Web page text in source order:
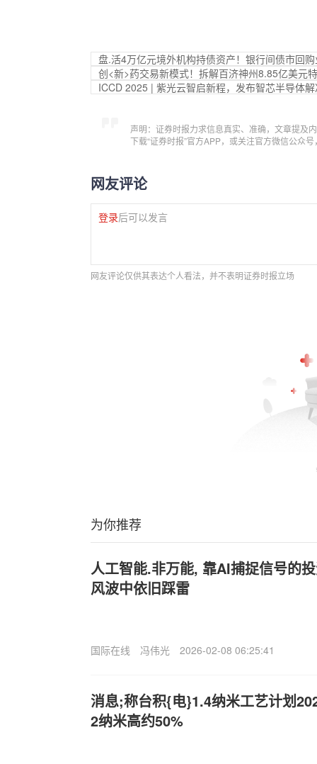
盘.活4万亿元境外机构持债资产！银行间债市回
创<新>药交易新模式！拆解百济神州8.85亿美元
ICCD 2025 | 紫光云智启新程，发布智芯半导体
声明：证券时报力求信息真实、准确，文章提及
下载“证券时报”官方APP，或关注官方微信公众
网友评论
登录后可以发言
网友评论仅供其表达个人看法，并不表明证券时报立场
为你推荐
人工智能.非万能, 靠AI捕捉信号的
风波中依旧踩雷
国际在线 冯伟光 2026-02-08 06:25:41
消息;称台积{电}1.4纳米工艺计划
2纳米高约50%